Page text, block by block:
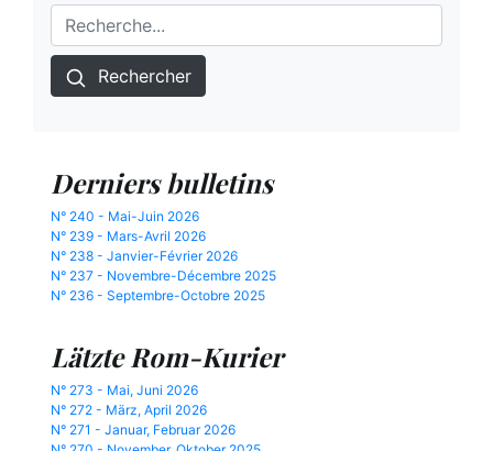
Rechercher
Derniers bulletins
N° 240 - Mai-Juin 2026
N° 239 - Mars-Avril 2026
N° 238 - Janvier-Février 2026
N° 237 - Novembre-Décembre 2025
N° 236 - Septembre-Octobre 2025
Lätzte Rom-Kurier
N° 273 - Mai, Juni 2026
N° 272 - März, April 2026
N° 271 - Januar, Februar 2026